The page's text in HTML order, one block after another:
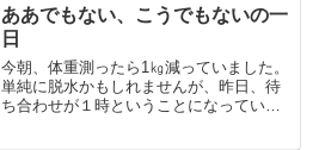
こえてきます。外では花...
ああでもない、こうでもないの一
日
今朝、体重測ったら1㎏減っていました。
単純に脱水かもしれませんが、昨日、待
ち合わせが１時ということになっていた